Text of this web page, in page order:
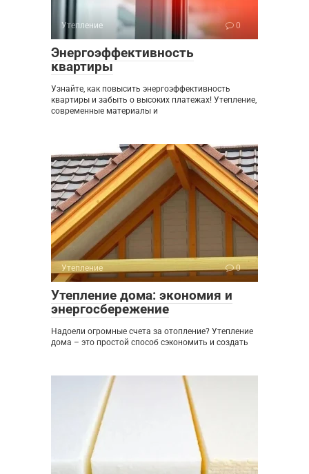
Утепление 0
Энергоэффективность
квартиры
Узнайте, как повысить энергоэффективность
квартиры и забыть о высоких платежах! Утепление,
современные материалы и
Утепление 0
Утепление дома: экономия и
энергосбережение
Надоели огромные счета за отопление? Утепление
дома – это простой способ сэкономить и создать